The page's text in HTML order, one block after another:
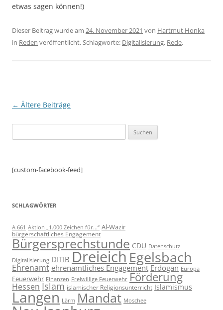
etwas sagen können!)
Dieser Beitrag wurde am 24. November 2021 von Hartmut Honka
in Reden veröffentlicht. Schlagworte: Digitalisierung, Rede.
Beitragsnavigation
← Ältere Beiträge
nach:
[custom-facebook-feed]
SCHLAGWÖRTER
A 661 Aktion „1.000 Zeichen für...“ Al-Wazir
bürgerschaftliches Engagement
Bürgersprechstunde CDU Datenschutz
Digitalisierung DITIB DreieichEgelsbach
Ehrenamt ehrenamtliches Engagement Erdogan Europa
Feuerwehr Finanzen Freiwillige Feuerwehr Förderung
Hessen Islam islamischer Religionsunterricht Islamismus
Langen Lärm Mandat Moschee